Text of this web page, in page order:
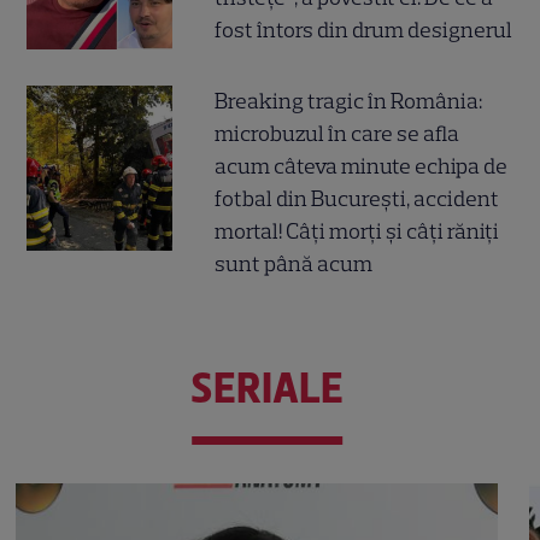
fost întors din drum designerul
Breaking tragic în România:
microbuzul în care se afla
acum câteva minute echipa de
fotbal din București, accident
mortal! Câți morți și câți răniți
sunt până acum
SERIALE